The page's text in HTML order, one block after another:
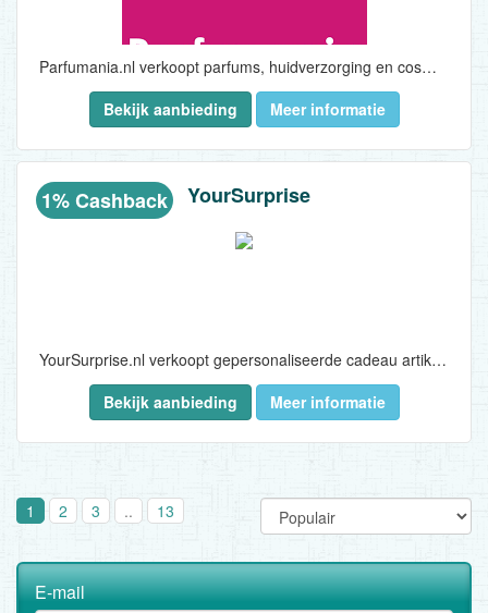
Parfumania.nl verkoopt parfums, huidverzorging en cosmetica van vrijwel alle bekende A-merken. In ons assortiment vind je topmerken zoals Hugo Boss, Dolce & Gabbana, Van Gils, Gucci en Zadig & Voltaire. Daarnaast voeren wij een aantal niche-lijnen waaronder Benamôr, Castelbel, Ortigia en Compagnie de Provence. Met deze producten onderscheiden wij ons van de mainstream parfumerieën. Verder verkopen wij interessante aanvullende artikelen zoals toilettassen, geurstokjes, handdoeken, wekkers en tassen. Voor kinderen hebben we leuke producten van o.a. Paw Patrol, Spiderman en Minnie Mouse. Aantrekkelijk voor de feestdagen of om gewoon cadeau te geven. Parfumania staat al 15 jaar bekend om zijn snelle levering en top klantenservice. En dit alles natuurlijk tegen een aantrekkelijke prijs...
Bekijk aanbieding
Meer informatie
1% Cashback YourSurprise
YourSurprise.nl verkoopt gepersonaliseerde cadeau artikelen via de website www.yoursurprise.nl en wordt gekenmerkt door originaliteit en onderscheidendheid van de verschillende cadeaus die heel eenvoudig te personaliseren met een eigen foto en persoonlijke tekst zijn...
Bekijk aanbieding
Meer informatie
1 2 3 .. 13
E-mail